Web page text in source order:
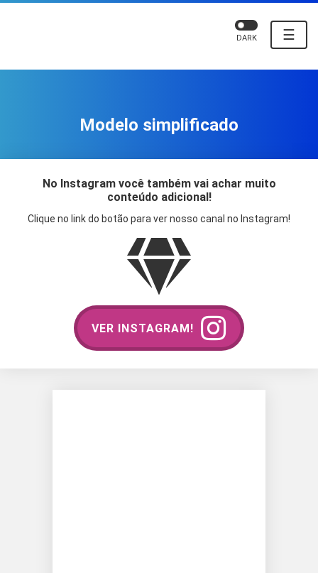
☰
DARK
Modelo simplificado
No Instagram você também vai achar muito
conteúdo adicional!
Clique no link do botão para ver nosso canal no Instagram!
VER INSTAGRAM!